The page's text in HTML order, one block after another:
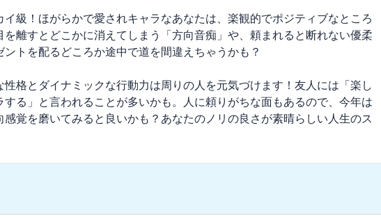
級！ほがらかで愛されキャラなあなたは、楽観的でポジティブなところ
を離すとどこかに消えてしまう「方向音痴」や、頼まれると断れない優柔
トを配るどころか途中で道を間違えちゃうかも？
格とダイナミックな行動力は周りの人を元気づけます！友人には「楽し
する」と言われることが多いかも。人に頼りがちな面もあるので、今年は
覚を磨いてみると良いかも？あなたのノリの良さが素晴らしい人生のス